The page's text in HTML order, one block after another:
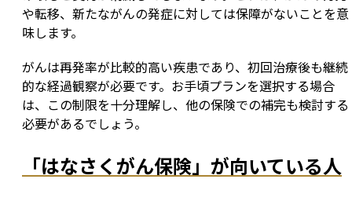
や転移、新たながんの発症に対しては保障がないことを意
味します。
がんは再発率が比較的高い疾患であり、初回治療後も継続
的な経過観察が必要です。お手頃プランを選択する場合
は、この制限を十分理解し、他の保険での補完も検討する
必要があるでしょう。
「はなさくがん保険」が向いている人